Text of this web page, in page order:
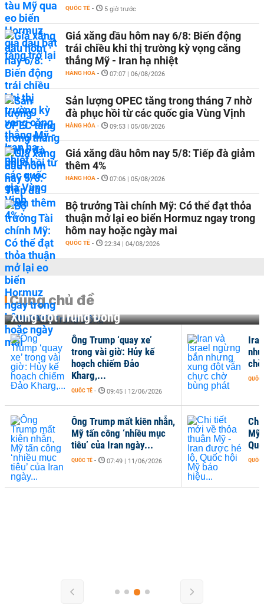
QUỐC TẾ - 5 giờ trước
Giá xăng dầu hôm nay 6/8: Biến động
trái chiều khi thị trường kỳ vọng căng
thẳng Mỹ - Iran hạ nhiệt
HÀNG HÓA - 07:07 | 06/08/2026
Sản lượng OPEC tăng trong tháng 7 nhờ
đà phục hồi từ các quốc gia Vùng Vịnh
HÀNG HÓA - 09:53 | 05/08/2026
Giá xăng dầu hôm nay 5/8: Tiếp đà giảm
thêm 4%
HÀNG HÓA - 07:06 | 05/08/2026
Bộ trưởng Tài chính Mỹ: Có thể đạt thỏa
thuận mở lại eo biển Hormuz ngay trong
hôm nay hoặc ngày mai
QUỐC TẾ - 22:34 | 04/08/2026
Cùng chủ đề
Xung đột Trung Đông
Chi
Mỹ
QUỐC
Ông Trump ‘quay xe’
trong vài giờ: Hủy kế
hoạch chiếm Đảo
Kharg,...
QUỐC TẾ - 09:45 | 12/06/2026
Ông Trump mất kiên nhẫn,
Mỹ tấn công ‘nhiều mục
tiêu’ của Iran ngày...
QUỐC TẾ - 07:49 | 11/06/2026
QUỐC